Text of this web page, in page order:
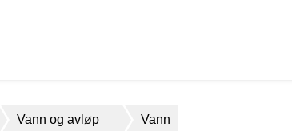
Vann og avløp Vann